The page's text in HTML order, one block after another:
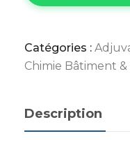
Catégories :
Chimie Bâtiment
Description